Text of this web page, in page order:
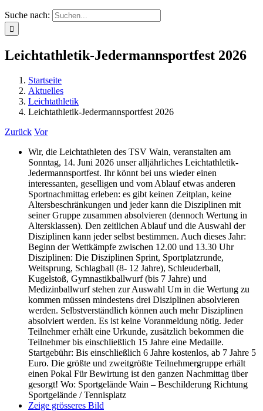
Suche nach:
Leichtathletik-Jedermannsportfest 2026
Startseite
Aktuelles
Leichtathletik
Leichtathletik-Jedermannsportfest 2026
Zurück Vor
Wir, die Leichtathleten des TSV Wain, veranstalten am
Sonntag, 14. Juni 2026 unser alljährliches Leichtathletik-
Jedermannsportfest. Ihr könnt bei uns wieder einen
interessanten, geselligen und vom Ablauf etwas anderen
Sportnachmittag erleben: es gibt keinen Zeitplan, keine
Altersbeschränkungen und jeder kann die Disziplinen mit
seiner Gruppe zusammen absolvieren (dennoch Wertung in
Altersklassen). Den zeitlichen Ablauf und die Auswahl der
Disziplinen kann jeder selbst bestimmen. Auch dieses Jahr:
Beginn der Wettkämpfe zwischen 12.00 und 13.30 Uhr
Disziplinen: Die Disziplinen Sprint, Sportplatzrunde,
Weitsprung, Schlagball (8- 12 Jahre), Schleuderball,
Kugelstoß, Gymnastikballwurf (bis 7 Jahre) und
Medizinballwurf stehen zur Auswahl Um in die Wertung zu
kommen müssen mindestens drei Disziplinen absolvieren
werden. Selbstverständlich können auch mehr Disziplinen
absolviert werden. Es ist keine Voranmeldung nötig. Jeder
Teilnehmer erhält eine Urkunde, zusätzlich bekommen die
Teilnehmer bis einschließlich 15 Jahre eine Medaille.
Startgebühr: Bis einschließlich 6 Jahre kostenlos, ab 7 Jahre 5
Euro. Die größte und zweitgrößte Teilnehmergruppe erhält
einen Pokal Für Bewirtung ist den ganzen Nachmittag über
gesorgt! Wo: Sportgelände Wain – Beschilderung Richtung
Sportgelände / Tennisplatz
Zeige grösseres Bild